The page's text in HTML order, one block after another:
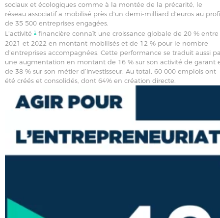
sociaux et écologiques comme à la montée de la précarité, le
réseau associatif a mobilisé près d’un demi-milliard d’euros au
de 35 500 entreprises engagées.
L’activité 1 financière connaît une croissance globale de 20 % entre
2021 et 2022 en montant mobilisés et de 12 % pour le nombre
d’entreprises accompagnées. Cette performance se traduit aussi
une augmentation en montant de 16 % sur son activité de garant
de 38 % sur son métier d’investisseur. Au total, 60 000 emplois ont
été créés et consolidés, dont 64% en création directe.